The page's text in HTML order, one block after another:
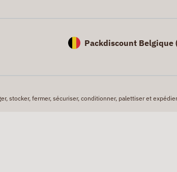
Packdiscount Belgique
stocker, fermer, sécuriser, conditionner, palettiser et